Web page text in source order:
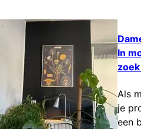
In
Als
je
een